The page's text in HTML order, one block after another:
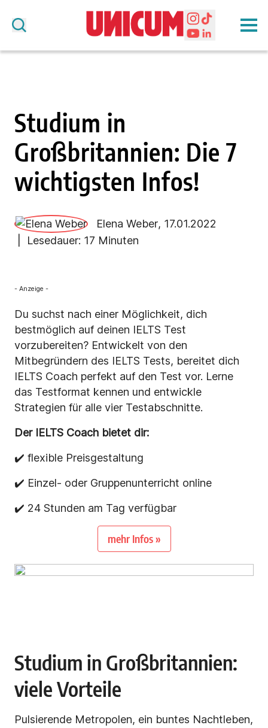
Studium in
Großbritannien: Die 7
wichtigsten Infos!
Elena Weber, 17.01.2022
| Lesedauer: 17 Minuten
- Anzeige -
Du suchst nach einer Möglichkeit, dich
bestmöglich auf deinen IELTS Test
vorzubereiten? Entwickelt von den
Mitbegründern des IELTS Tests, bereitet dich
IELTS Coach perfekt auf den Test vor. Lerne
das Testformat kennen und entwickle
Strategien für alle vier Testabschnitte.
Der IELTS Coach bietet dir:
✔️ flexible Preisgestaltung
✔️ Einzel- oder Gruppenunterricht online
✔️ 24 Stunden am Tag verfügbar
mehr Infos »
Studium in Großbritannien:
viele Vorteile
Pulsierende Metropolen, ein buntes Nachtleben,